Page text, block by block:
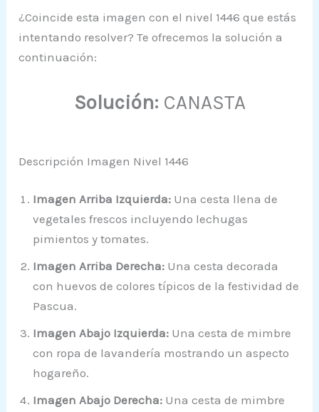
¿Coincide esta imagen con el nivel 1446 que estás
intentando resolver? Te ofrecemos la solución a
continuación:
Solución: CANASTA
Descripción Imagen Nivel 1446
Imagen Arriba Izquierda: Una cesta llena de
vegetales frescos incluyendo lechugas
pimientos y tomates.
Imagen Arriba Derecha: Una cesta decorada
con huevos de colores típicos de la festividad de
Pascua.
Imagen Abajo Izquierda: Una cesta de mimbre
con ropa de lavandería mostrando un aspecto
hogareño.
Imagen Abajo Derecha: Una cesta de mimbre